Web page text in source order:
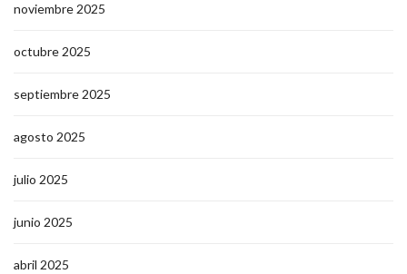
noviembre 2025
octubre 2025
septiembre 2025
agosto 2025
julio 2025
junio 2025
abril 2025